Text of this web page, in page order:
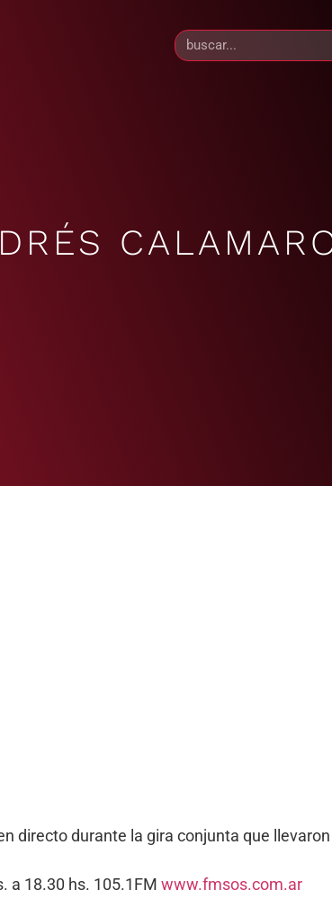
directo durante la gira conjunta que llevaron
a 18.30 hs. 105.1FM www.fmsos.com.ar